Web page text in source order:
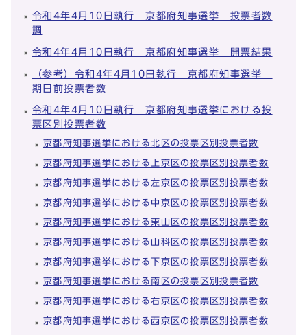
令和4年4月10日執行 京都府知事選挙 投票者数
調
令和4年4月10日執行 京都府知事選挙 開票結果
（参考）令和4年4月10日執行 京都府知事選挙
期日前投票者数
令和4年4月10日執行 京都府知事選挙における投
票区別投票者数
京都府知事選挙における北区の投票区別投票者数
京都府知事選挙における上京区の投票区別投票者数
京都府知事選挙における左京区の投票区別投票者数
京都府知事選挙における中京区の投票区別投票者数
京都府知事選挙における東山区の投票区別投票者数
京都府知事選挙における山科区の投票区別投票者数
京都府知事選挙における下京区の投票区別投票者数
京都府知事選挙における南区の投票区別投票者数
京都府知事選挙における右京区の投票区別投票者数
京都府知事選挙における西京区の投票区別投票者数